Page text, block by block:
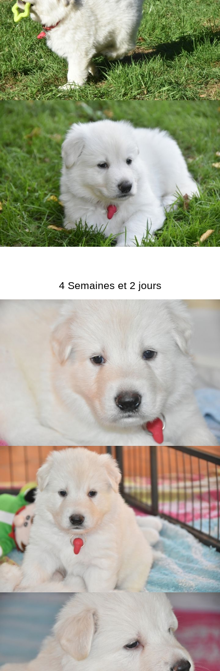
4 Semaines et 2 jours